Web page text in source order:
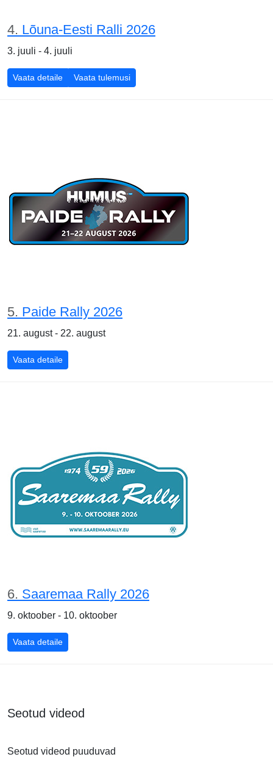
4. Lõuna-Eesti Ralli 2026
3. juuli - 4. juuli
Vaata detaile Vaata tulemusi
5. Paide Rally 2026
21. august - 22. august
Vaata detaile
6. Saaremaa Rally 2026
9. oktoober - 10. oktoober
Vaata detaile
Seotud videod
Seotud videod puuduvad